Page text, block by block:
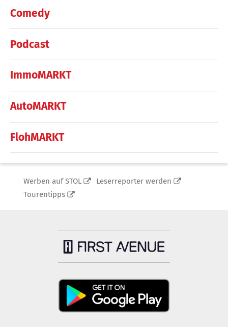
Comedy
Podcast
ImmoMARKT
AutoMARKT
FlohMARKT
Werben auf STOL
Leserreporter werden
Tourentipps